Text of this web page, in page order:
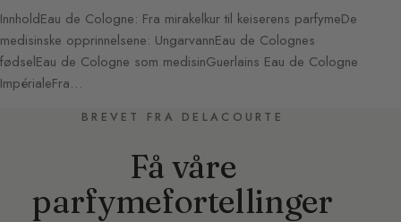
InnholdEau de Cologne: Fra mirakelkur til keiserens parfymeDe
medisinske opprinnelsene: UngarvannEau de Colognes
fødselEau de Cologne som medisinGuerlains Eau de Cologne
ImpérialeFra…
BREVET FRA DELACOURTE
Få våre
parfymefortellinger